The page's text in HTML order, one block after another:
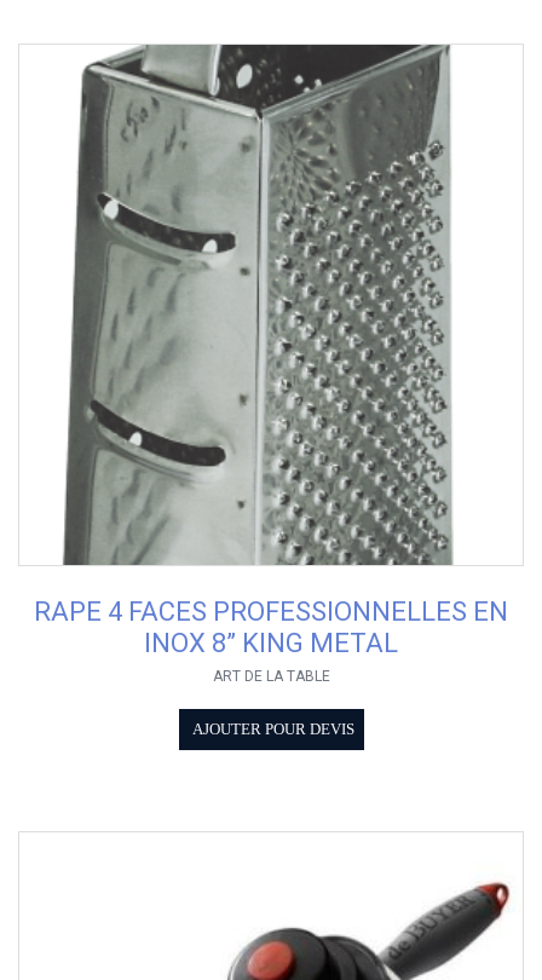
RAPE 4 FACES PROFESSIONNELLES EN
INOX 8” KING METAL
ART DE LA TABLE
AJOUTER POUR DEVIS